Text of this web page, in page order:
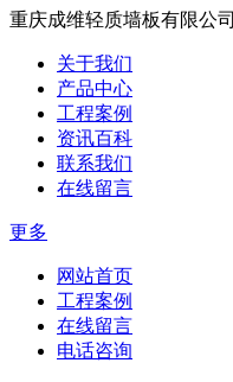
重庆成维轻质墙板有限公司
关于我们
产品中心
工程案例
资讯百科
联系我们
在线留言
更多
网站首页
工程案例
在线留言
电话咨询